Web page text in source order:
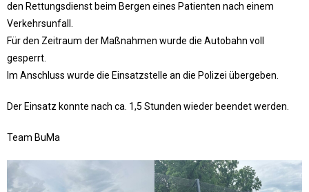
den Rettungsdienst beim Bergen eines Patienten nach einem
Verkehrsunfall.
Für den Zeitraum der Maßnahmen wurde die Autobahn voll
gesperrt.
Im Anschluss wurde die Einsatzstelle an die Polizei übergeben.
Der Einsatz konnte nach ca. 1,5 Stunden wieder beendet werden.
Team BuMa